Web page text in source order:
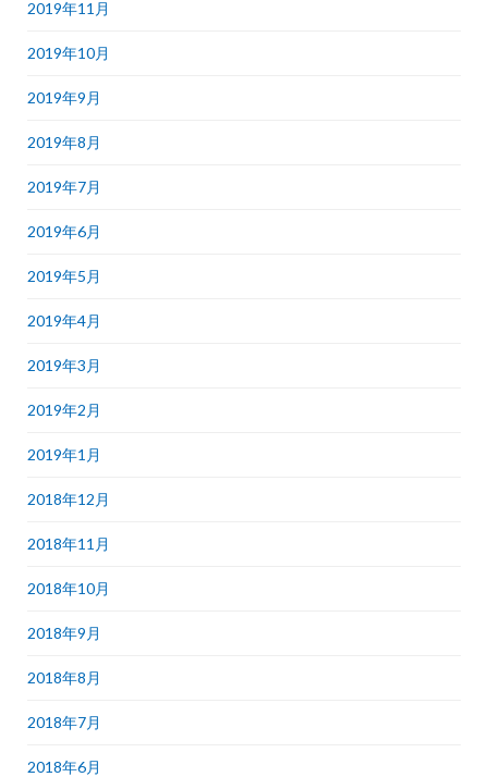
2019年11月
2019年10月
2019年9月
2019年8月
2019年7月
2019年6月
2019年5月
2019年4月
2019年3月
2019年2月
2019年1月
2018年12月
2018年11月
2018年10月
2018年9月
2018年8月
2018年7月
2018年6月